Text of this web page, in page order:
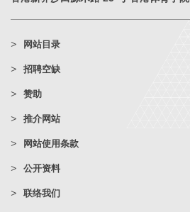
网站目录
招聘空缺
赞助
推介网站
网站使用条款
公开资料
联络我们